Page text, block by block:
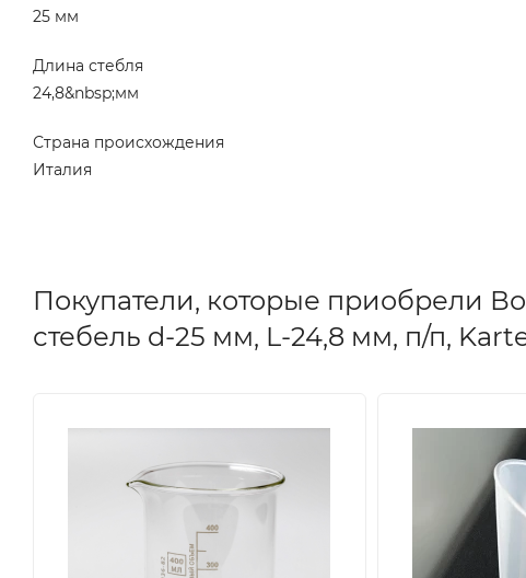
25 мм
Длина стебля
24,8&nbsp;мм
Страна происхождения
Италия
Покупатели, которые приобрели
стебель d-25 мм, L-24,8 мм, п/п,